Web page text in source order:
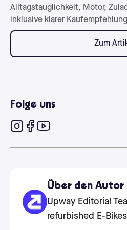
Alltagstauglichkeit, Motor,
inklusive klarer
Zum
Folge uns
Über den Autor
Upway Editorial
refurbished E-Bikes